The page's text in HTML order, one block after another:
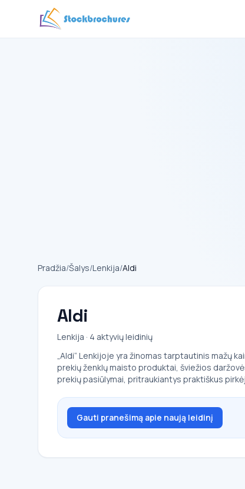
Pradžia/Šalys/Lenkija/Aldi
Aldi
Lenkija · 4 aktyvių leidinių
„Aldi“ Lenkijoje yra žinomas tarptautinis mažų
prekių ženklų maisto produktai, šviežios
prekių pasiūlymai, pritraukiantys praktiškus
Gauti pranešimą apie naują leidinį